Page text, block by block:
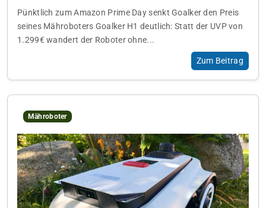
Pünktlich zum Amazon Prime Day senkt Goalker den Preis
seines Mähroboters Goalker H1 deutlich: Statt der UVP von
1.299€ wandert der Roboter ohne...
Zum Beitrag
Mähroboter